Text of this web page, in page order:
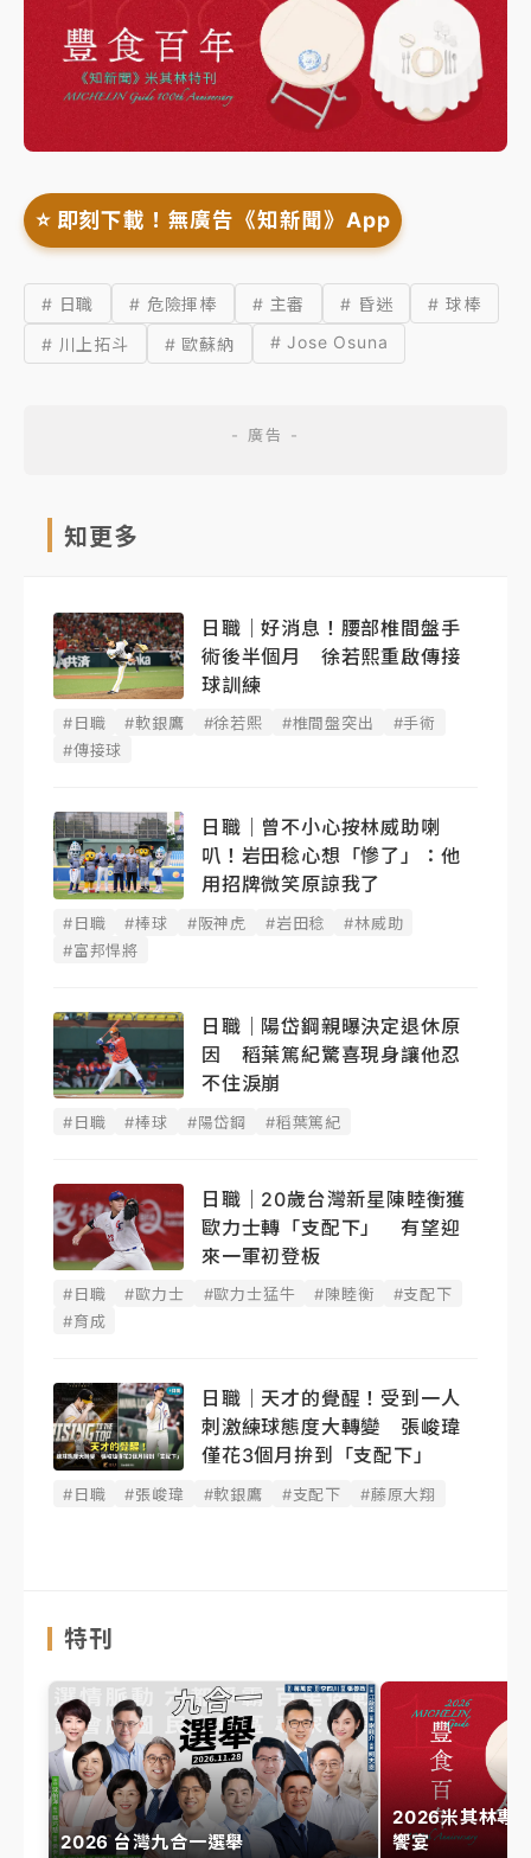
⭐️ 即刻下載！無廣告《知新聞》App
# 日職 # 危險揮棒 # 主審 # 昏迷
# 球棒
# 川上拓斗
# 歐蘇納 # Jose Osuna
知更多
日職｜好消息！腰部椎間盤手
術後半個月 徐若熙重啟傳接
球訓練
#日職 #軟銀鷹 #徐若熙 #椎間盤突出
#手術
#傳接球
日職｜曾不小心按林威助喇
叭！岩田稔心想「慘了」：他
用招牌微笑原諒我了
#日職 #棒球 #阪神虎 #岩田稔
#林威助
#富邦悍將
日職｜陽岱鋼親曝決定退休原
因 稻葉篤紀驚喜現身讓他忍
不住淚崩
#日職 #棒球 #陽岱鋼 #稻葉篤紀
日職｜20歲台灣新星陳睦衡獲
歐力士轉「支配下」 有望迎
來一軍初登板
#日職 #歐力士 #歐力士猛牛 #陳睦衡
#支配下
#育成
日職｜天才的覺醒！受到一人
刺激練球態度大轉變 張峻瑋
僅花3個月拚到「支配下」
#日職 #張峻瑋 #軟銀鷹 #支配下 #藤原大翔
特刊
2026 台灣九合一選舉
2026米其林專
饗宴